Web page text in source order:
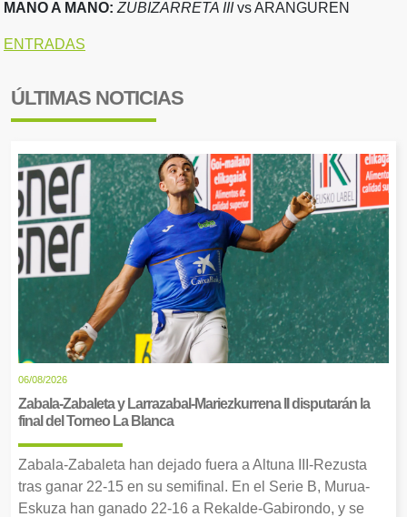
MANO A MANO: ZUBIZARRETA IIIvs ARANGUREN
ENTRADAS
ÚLTIMAS NOTICIAS
06/08/2026
Zabala-Zabaleta y Larrazabal-Mariezkurrena II disputarán la
final del Torneo La Blanca
Zabala-Zabaleta han dejado fuera a Altuna III-Rezusta
tras ganar 22-15 en su semifinal. En el Serie B, Murua-
Eskuza han ganado 22-16 a Rekalde-Gabirondo, y se